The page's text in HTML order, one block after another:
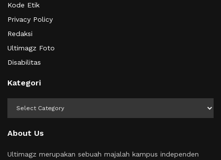
Kode Etik
Privacy Policy
Redaksi
Ultimagz Foto
Disabilitas
Kategori
About Us
Ultimagz merupakan sebuah majalah kampus independen